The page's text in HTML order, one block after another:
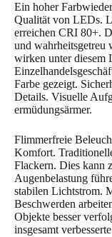
Ein hoher
Qualität von LEDs.
erreichen CRI 80+.
und wahrheitsgetreu
wirken unter diesem
Farbe gezeigt.
Details. Visuelle
ermüdungsärmer.
Flimmerfreie
Komfort.
Flackern. Dies kann
Augenbelastung
stabilen Lichtstrom.
Beschwerden
Objekte besser
insgesamt